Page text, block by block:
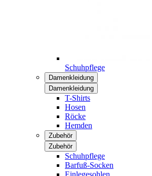
Schuhpflege
Damenkleidung
Damenkleidung
T-Shirts
Hosen
Röcke
Hemden
Zubehör
Zubehör
Schuhpflege
Barfuß-Socken
Einlegesohlen